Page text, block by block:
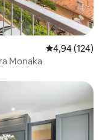
Priemerné
4,94 (124)
Monaka